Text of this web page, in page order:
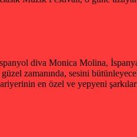
diva Monica Molina,
zamanında, sesini
en özel ve yepyeni